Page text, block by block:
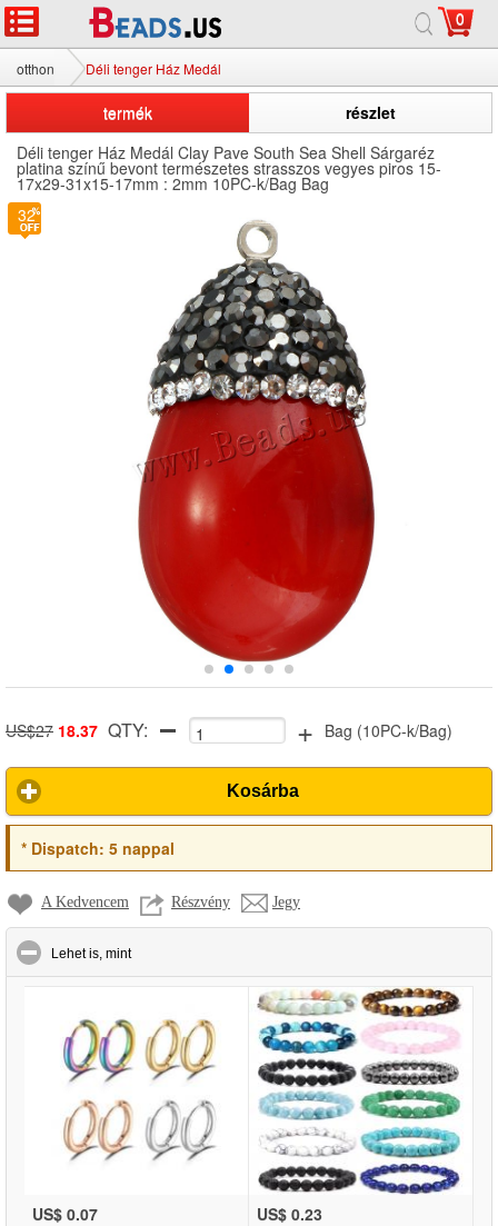
0
otthon Déli tenger Ház Medál
termék
részlet
Déli tenger Ház Medál Clay Pave South Sea Shell Sárgaréz
platina színű bevont természetes strasszos vegyes piros 15-
17x29-31x15-17mm : 2mm 10PC-k/Bag Bag
US$27 18.37 QTY: + Bag (10PC-k/Bag)
Kosárba
*Dispatch: 5 nappal
A Kedvencem Részvény Jegy
Lehet is, mintclick to collapse contents
US$ 0.07 US$ 0.23